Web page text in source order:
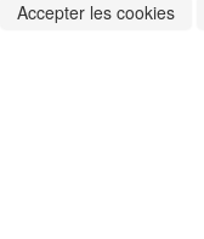
Accepter les cookies